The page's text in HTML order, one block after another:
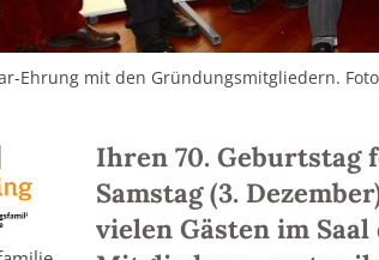
Ehrung mit den Gründungsmitgliedern.
Ihren 70. Geburtstag
Samstag (3.
vielen Gästen im